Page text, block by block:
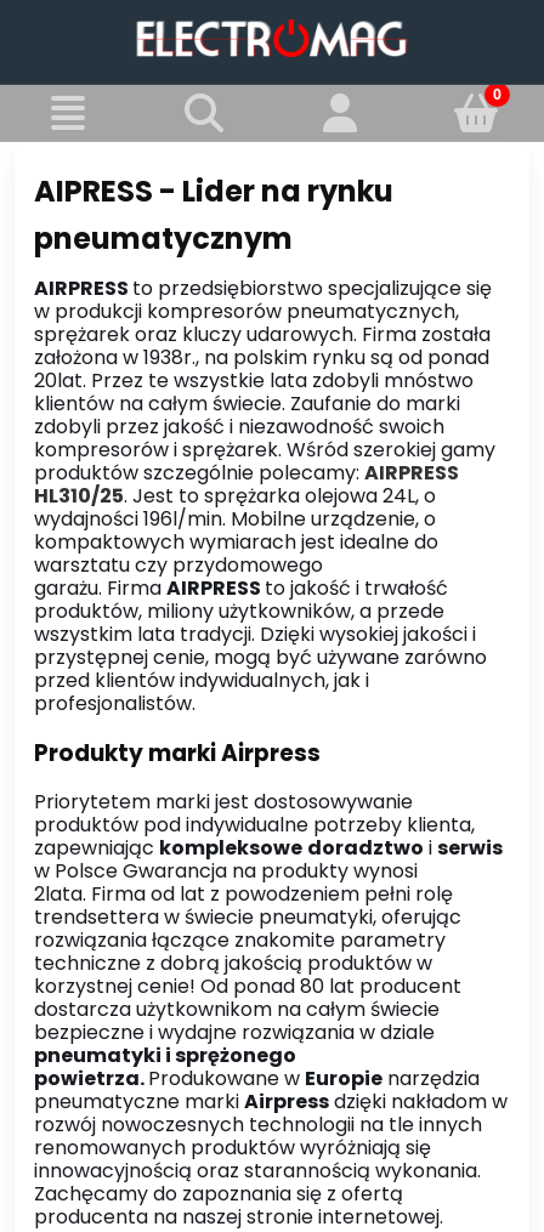
AIPRESS - Lider na rynku
pneumatycznym
AIRPRESS to przedsiębiorstwo specjalizujące się
w produkcji kompresorów pneumatycznych,
sprężarek oraz kluczy udarowych. Firma została
założona w 1938r., na polskim rynku są od ponad
20lat. Przez te wszystkie lata zdobyli mnóstwo
klientów na całym świecie. Zaufanie do marki
zdobyli przez jakość i niezawodność swoich
kompresorów i sprężarek. Wśród szerokiej gamy
produktów szczególnie polecamy: AIRPRESS
HL310/25. Jest to sprężarka olejowa 24L, o
wydajności 196l/min. Mobilne urządzenie, o
kompaktowych wymiarach jest idealne do
warsztatu czy przydomowego
garażu. FirmaAIRPRESS to jakość i trwałość
produktów, miliony użytkowników, a przede
wszystkim lata tradycji. Dzięki wysokiej jakości i
przystępnej cenie, mogą być używane zarówno
przed klientów indywidualnych, jak i
profesjonalistów.
Produkty marki Airpress
Priorytetem marki jest dostosowywanie
produktów pod indywidualne potrzeby klienta,
zapewniając kompleksowe doradztwo iserwis
w Polsce Gwarancja na produkty wynosi
2lata. Firma od lat z powodzeniem pełni rolę
trendsettera w świecie pneumatyki, oferując
rozwiązania łączące znakomite parametry
techniczne z dobrą jakością produktów w
korzystnej cenie! Od ponad 80 lat producent
dostarcza użytkownikom na całym świecie
bezpieczne i wydajne rozwiązania w dziale
pneumatyki i sprężonego
powietrza.Produkowane w Europie narzędzia
pneumatyczne markiAirpressdzięki nakładom w
rozwój nowoczesnych technologii na tle innych
renomowanych produktów wyróżniają się
innowacyjnością oraz starannością wykonania.
Zachęcamy do zapoznania się z ofertą
producenta na naszej stronie internetowej.